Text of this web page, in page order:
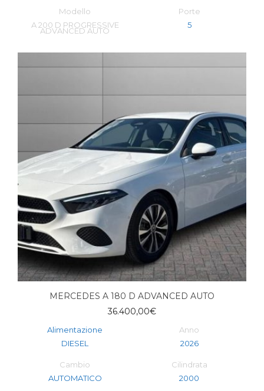
Modello
A 200 D PROGRESSIVE
ADVANCED AUTO
Porte
5
MERCEDES A 180 D ADVANCED AUTO
36.400,00€
Alimentazione
DIESEL
Anno
2026
Cambio
AUTOMATICO
Cilindrata
2000